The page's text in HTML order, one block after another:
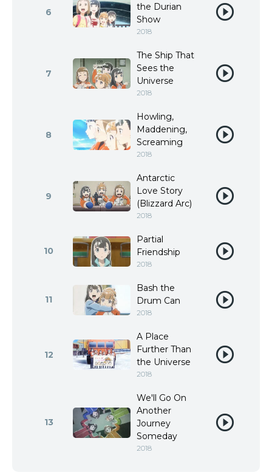
6
the Durian
Show
2018
7
The Ship That
Sees the
Universe
2018
8
Howling,
Maddening,
Screaming
2018
9
Antarctic
Love Story
(Blizzard Arc)
2018
10
Partial
Friendship
2018
11
Bash the
Drum Can
2018
12
A Place
Further Than
the Universe
2018
13
We'll Go On
Another
Journey
Someday
2018